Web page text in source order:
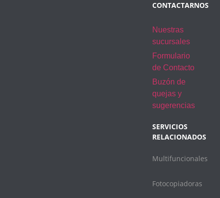
CONTACTARNOS
Nuestras
sucursales
Formulario
de Contacto
Buzón de
quejas y
sugerencias
SERVICIOS
RELACIONADOS
Multifuncionales
Fotocopiadoras